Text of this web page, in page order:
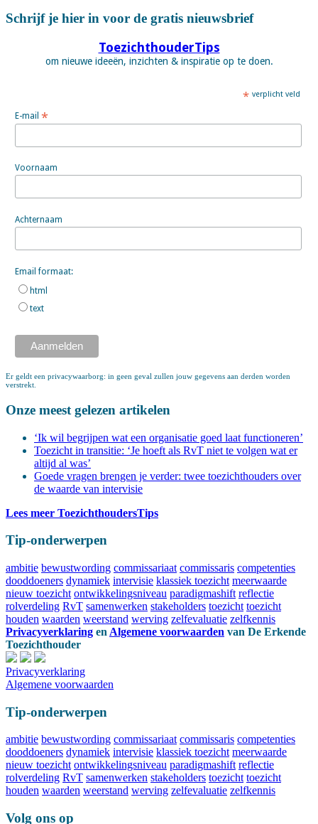
Schrijf je hier in voor de gratis nieuwsbrief
ToezichthouderTips
om nieuwe ideeën, inzichten & inspiratie op te doen.
*verplicht veld
E-mail *
Voornaam
Achternaam
Email formaat:
html
text
Er geldt een privacywaarborg: in geen geval zullen jouw gegevens aan derden worden
verstrekt.
Onze meest gelezen artikelen
‘Ik wil begrijpen wat een organisatie goed laat functioneren’
Toezicht in transitie: ‘Je hoeft als RvT niet te volgen wat er
altijd al was’
Goede vragen brengen je verder: twee toezichthouders over
de waarde van intervisie
Lees meer ToezichthoudersTips
Tip-onderwerpen
ambitie bewustwording commissariaat commissaris competenties
dooddoeners dynamiek intervisie klassiek toezicht meerwaarde
nieuw toezicht ontwikkelingsniveau paradigmashift reflectie
rolverdeling RvT samenwerken stakeholders toezicht toezicht
houden waarden weerstand werving zelfevaluatie zelfkennis
Privacyverklaring en Algemene voorwaarden van De Erkende
Toezichthouder
Privacyverklaring
Algemene voorwaarden
Tip-onderwerpen
ambitie bewustwording commissariaat commissaris competenties
dooddoeners dynamiek intervisie klassiek toezicht meerwaarde
nieuw toezicht ontwikkelingsniveau paradigmashift reflectie
rolverdeling RvT samenwerken stakeholders toezicht toezicht
houden waarden weerstand werving zelfevaluatie zelfkennis
Volg ons op